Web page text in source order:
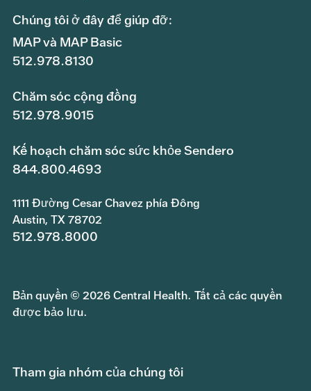
Chúng tôi ở đây để giúp đỡ:
MAP và MAP Basic
512.978.8130
Chăm sóc cộng đồng
512.978.9015
Kế hoạch chăm sóc sức khỏe Sendero
844.800.4693
1111 Đường Cesar Chavez phía Đông
Austin, TX 78702
512.978.8000
Bản quyền © 2026 Central Health. Tất cả các quyền
được bảo lưu.
Tham gia nhóm của chúng tôi